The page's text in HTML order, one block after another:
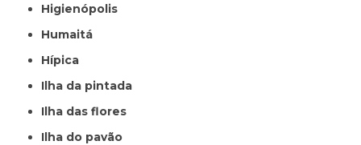
Higienópolis
Humaitá
Hípica
Ilha da pintada
Ilha das flores
Ilha do pavão